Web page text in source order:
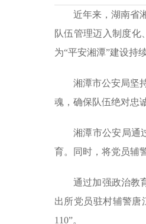
近年来，湖南省
队伍管理迈入制度化
为“平安湘潭”建设持
湘潭市公安局坚
魂，确保队伍绝对忠
湘潭市公安局通
育。同时，将党员辅
通过加强政治教
出所党员驻村辅警唐
110”。